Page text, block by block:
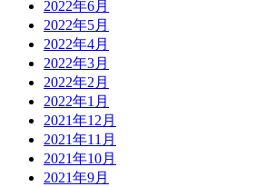
2022年6月
2022年5月
2022年4月
2022年3月
2022年2月
2022年1月
2021年12月
2021年11月
2021年10月
2021年9月